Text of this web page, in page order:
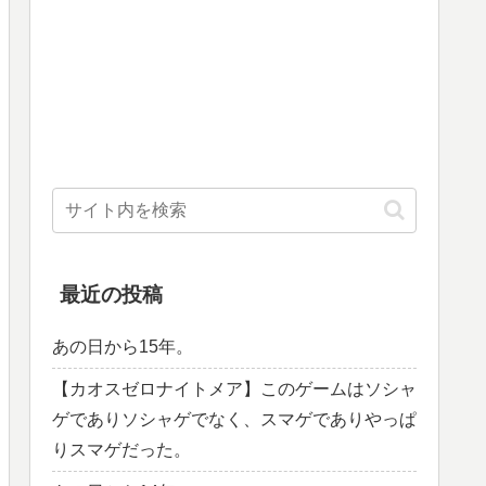
最近の投稿
あの日から15年。
【カオスゼロナイトメア】このゲームはソシャ
ゲでありソシャゲでなく、スマゲでありやっぱ
りスマゲだった。